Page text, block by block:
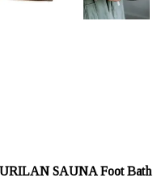
SAUNA Foot